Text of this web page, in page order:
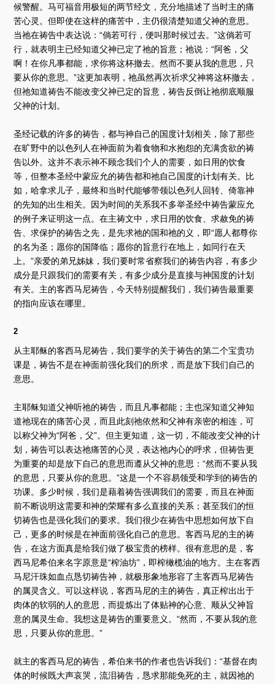
候警醒。马可福音用极短的两节经文，充分地描述了当时主的痛
苦心灵。但即使在这样的痛苦中，主仍很清楚知道父神的意思。
当祂在祷告中表达说：“倘若可行，便叫那时候过去。”这倘若可
行，就表明主已经知道父神已定了祂的旨意；祂说：“阿爸，父
啊！在你凡事都能，求你将这杯撤去。然而不要从我的意思，只
要从你的意思。”这更加表明，祂虽然再次祈求父神将这杯撤去，
但祂知道祷告不能改变父神已定的旨意，祷告反倒让祂彻底顺服
父神的计划。
圣经记载的许多的祷告，都与神自己的国度计划相关，除了那些
在旷野中的以色列人在神面前为着食物和水抱怨的充满贪欲的祷
告以外。这并不表示神不顾念我们个人的需要，如日用的饮食
等，但整本圣经中蒙应允的祷告都和祂自己国度的计划有关。比
如，哈拿求儿子，最终和当时代能够带领以色列人回转、倚靠神
的先知的出生相关。因为时间的关系我不多举圣经中祷告蒙应允
的例子来证明这一点。在主祷文中，求日用的饮食、求赦免的祷
告、求保护的祷告之先，是先求祂的国和祂的义，即“愿人都尊你
的名为圣；愿你的国降临；愿你的旨意行在地上，如同行在天
上。”亲爱的弟兄姊妹，我们要时常省察我们的祷告内容，有多少
成分是只跟我们的需要有关，有多少成分是直接与神国度的计划
有关。主的客西马尼祷告，今天特别提醒我们，我们祷告最重要
的指向应该在哪里。
2
从主耶稣的客西马尼祷告，我们要学的关于祷告的第二个宝贵功
课是，祷告不是在神面前强化我们的所求，而是放下我们自己的
意思。
主耶稣知道父神听祂的祷告，而且凡事都能；主也深知道父神知
道祂现在的痛苦心灵，而且此刻祂依然和父神有亲密的相连，可
以称父神为“阿爸，父”。但主更知道，这一切，不能改变父神的计
划，祷告可以表达祂痛苦的心灵，表达祂内心的呼求，但祷告更
为重要的却是放下自己的意思而遵从父神的意思：“然而不要从我
的意思，只要从你的意思。”这是一个不容易领受和学到的祷告的
功课。多少时候，我们是藉着祷告强调我们的需要，而且在神面
前不断说明这需要和神的荣耀有多么直接的关系；甚至我们的恒
切祷告也是强化我们的要求。我们很少在祷告中思想如何放下自
己，更多的时候是在神面前强化自己的意思。客西马尼的主的祷
告，在这方面真是给我们做了极宝贵的榜样。很有意思的是，客
西马尼希伯来名字原意是“榨油坊”，即榨橄榄油的地方。主在客西
马尼汗珠如血点恳切祷告神，就极形象地形容了主客西马尼祷告
的属灵含义。可以这样说，客西马尼的主的祷告，真正榨出出于
肉体的软弱的人的意思，而提炼出了体贴神的心意、顺从父神旨
意的属灵生命。我想这是祷告的重要意义。“然而，不要从我的意
思，只要从你的意思。”
就主的客西马尼的祷告，希伯来书的作者也告诉我们：“基督在肉
体的时候既大声哀哭，流泪祷告，恳求那能免死的主，就因祂的